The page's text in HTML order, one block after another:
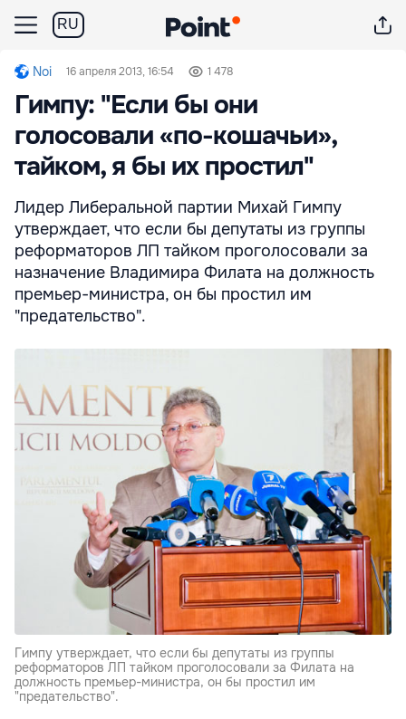
RU
Noi 16 апреля 2013, 16:54 1 478
Гимпу: "Если бы они
голосовали «по-кошачьи»,
тайком, я бы их простил"
Лидер Либеральной партии Михай Гимпу
утверждает, что если бы депутаты из группы
реформаторов ЛП тайком проголосовали за
назначение Владимира Филата на должность
премьер-министра, он бы простил им
"предательство".
Гимпу утверждает, что если бы депутаты из группы
реформаторов ЛП тайком проголосовали за Филата на
должность премьер-министра, он бы простил им
"предательство".